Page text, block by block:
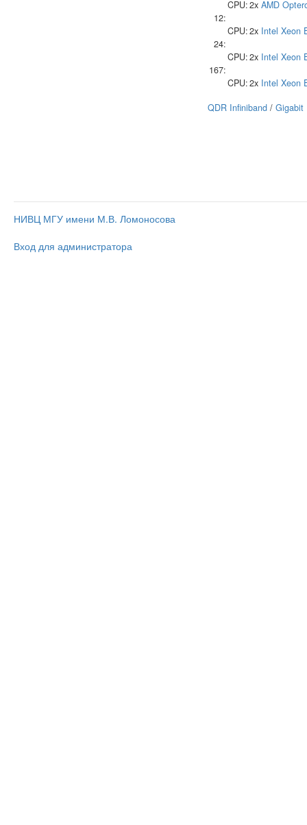
CPU:2x AMD
12:
CPU:2x Intel Xeon
24:
CPU:2x Intel Xeon
167:
CPU:2x Intel Xeon
QDR Infiniband / Gigabit
НИВЦ МГУ имени М.В. Ломоносова
Вход для администратора